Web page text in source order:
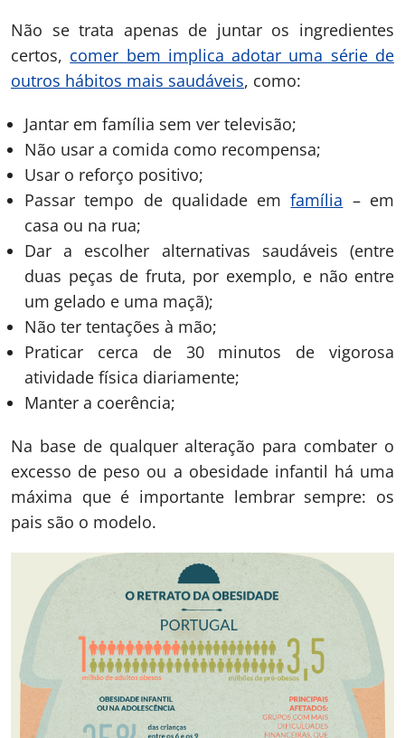
Não se trata apenas de juntar os ingredientes
certos, comer bem implica adotar uma série de
outros hábitos mais saudáveis, como:
Jantar em família sem ver televisão;
Não usar a comida como recompensa;
Usar o reforço positivo;
Passar tempo de qualidade emfamília – em
casa ou na rua;
Dar a escolher alternativas saudáveis (entre
duas peças de fruta, por exemplo, e não entre
um gelado e uma maçã);
Não ter tentações à mão;
Praticar cerca de 30 minutos de vigorosa
atividade física diariamente;
Manter a coerência;
Na base de qualquer alteração para combater o
excesso de peso ou a obesidade infantil há uma
máxima que é importante lembrar sempre: os
pais são o modelo.